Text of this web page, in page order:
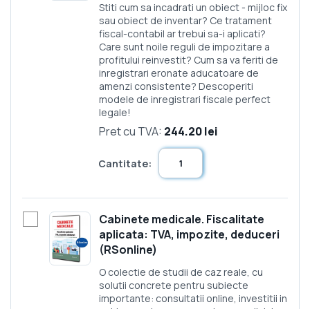
Stiti cum sa incadrati un obiect - mijloc fix
sau obiect de inventar? Ce tratament
fiscal-contabil ar trebui sa-i aplicati?
Care sunt noile reguli de impozitare a
profitului reinvestit? Cum sa va feriti de
inregistrari eronate aducatoare de
amenzi consistente? Descoperiti
modele de inregistrari fiscale perfect
legale!
Pret cu TVA: 244.20 lei
Cantitate:
Cabinete medicale. Fiscalitate
aplicata: TVA, impozite, deduceri
(RSonline)
O colectie de studii de caz reale, cu
solutii concrete pentru subiecte
importante: consultatii online, investitii in